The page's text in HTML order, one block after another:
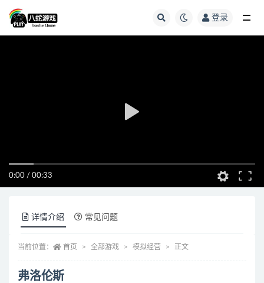
登录
0:00 / 00:33
详情介绍 常见问题
当前位置： 首页 全部游戏 模拟经营 正文
弗洛伦斯